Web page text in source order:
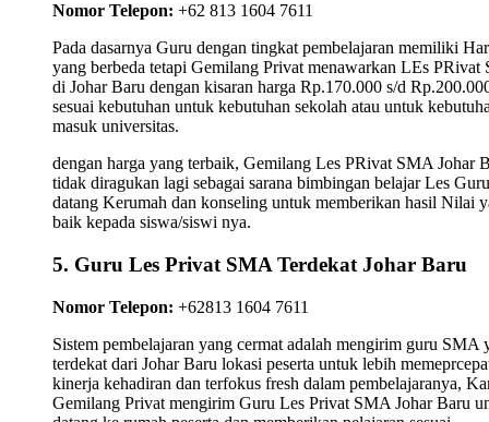
Nomor Telepon: +62 813 1604 7611
Pada dasarnya Guru dengan tingkat pembelajaran memiliki
yang berbeda tetapi Gemilang Privat menawarkan LEs PRivat
di Johar Baru dengan kisaran harga Rp.170.000 s/d
sesuai kebutuhan untuk kebutuhan sekolah atau untuk
masuk universitas.
dengan harga yang terbaik, Gemilang Les PRivat SMA Johar
tidak diragukan lagi sebagai sarana bimbingan belajar Les Guru
datang Kerumah dan konseling untuk memberikan hasil Nilai
baik kepada siswa/siswi nya.
5. Guru Les Privat SMA Terdekat Johar Baru
Nomor Telepon: +62813 1604 7611
Sistem pembelajaran yang cermat adalah mengirim guru SMA
terdekat dari Johar Baru lokasi peserta untuk lebih
kinerja kehadiran dan terfokus fresh dalam pembelajaranya,
Gemilang Privat mengirim Guru Les Privat SMA Johar Baru